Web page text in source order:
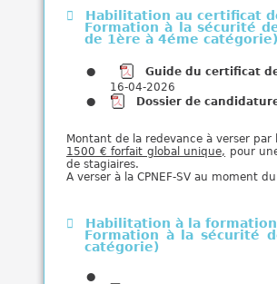
Habilitation au certificat
Formation à la sécurité
de 1ère à 4éme catégorie)
Guide du certificat
16-04-2026
Dossier de
Montant de la redevance à verser
1500 € forfait global unique, pour
de stagiaires.
A verser à la CPNEF-SV au moment
Habilitation à la
Formation à la sécurité
catégorie)